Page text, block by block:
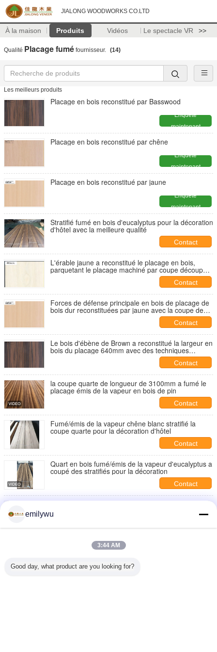
JIALONG WOODWORKS CO.LTD
À la maison Produits Vidéos Le spectacle VR >>
Qualité Placage fumé fournisseur. (14)
Les meilleurs produits
Placage en bois reconstitué par Basswood
Enquête
maintenant
Placage en bois reconstitué par chêne
Enquête
maintenant
Placage en bois reconstitué par jaune
Enquête
maintenant
Stratifié fumé en bois d'eucalyptus pour la décoration
d'hôtel avec la meilleure qualité
Contact
L'érable jaune a reconstitué le placage en bois,
parquetant le placage machiné par coupe découpé
Contact
Forces de défense principale en bois de placage de
bois dur reconstituées par jaune avec la coupe de
Contact
Le bois d'ébène de Brown a reconstitué la largeur en
bois du placage 640mm avec des techniques
Contact
la coupe quarte de longueur de 3100mm a fumé le
placage émis de la vapeur en bois de pin
Contact
Fumé/émis de la vapeur chêne blanc stratifié la
coupe quarte pour la décoration d'hôtel
Contact
Quart en bois fumé/émis de la vapeur d'eucalyptus a
coupé des stratifiés pour la décoration
Contact
blanc a coupé des stratifiés pour la décoration
Quart naturel fumé/émis de la vapeur de chêne
blanc a coupé des stratifiés pour le contreplaqué
emilywu
3:44 AM
Good day, what product are you looking for?